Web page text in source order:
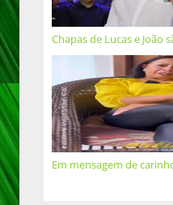
Chapas de Lucas e João
Em mensagem de